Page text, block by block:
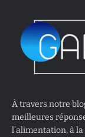
À travers notre
meilleures
l’alimentation, à